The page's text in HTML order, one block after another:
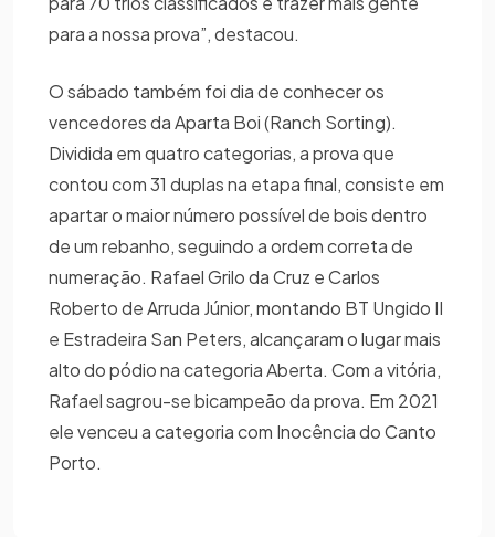
para a nossa prova”, destacou.
O sábado também foi dia de conhecer os
vencedores da Aparta Boi (Ranch Sorting).
Dividida em quatro categorias, a prova que
contou com 31 duplas na etapa final, consiste em
apartar o maior número possível de bois dentro
de um rebanho, seguindo a ordem correta de
numeração. Rafael Grilo da Cruz e Carlos
Roberto de Arruda Júnior, montando BT Ungido II
e Estradeira San Peters, alcançaram o lugar mais
alto do pódio na categoria Aberta. Com a vitória,
Rafael sagrou-se bicampeão da prova. Em 2021
ele venceu a categoria com Inocência do Canto
Porto.